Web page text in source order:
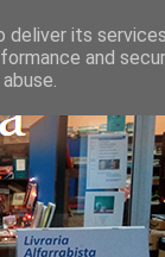
its
and